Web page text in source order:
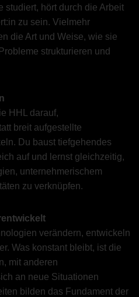
hört durch die Arbeit
zu sein. Vielmehr
die Art und Weise, wie sie
strukturieren und
HHL darauf,
breit aufgestellte
Du baust tiefgehendes
auf und lernst gleichzeitig,
unternehmerischem
zu verknüpfen.
verändern, entwickeln
Was konstant bleibt, ist die
mit anderen
an neue Situationen
bilden das Fundament der